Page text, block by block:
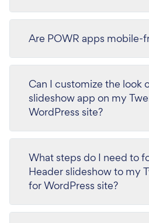
Are POWR apps mobile-
Can I customize the look
slideshow app on my
WordPress site?
What steps do I need to
Header slideshow to my
for WordPress site?